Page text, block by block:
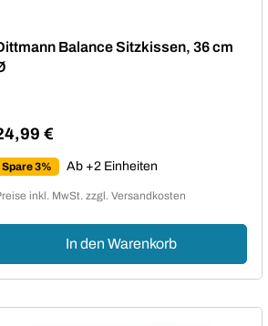
Balance Sitzkissen, 36 cm
Preis:
€
Spare 3% Ab +2 Einheiten
inkl. MwSt. zzgl. Versandkosten
In den Warenkorb